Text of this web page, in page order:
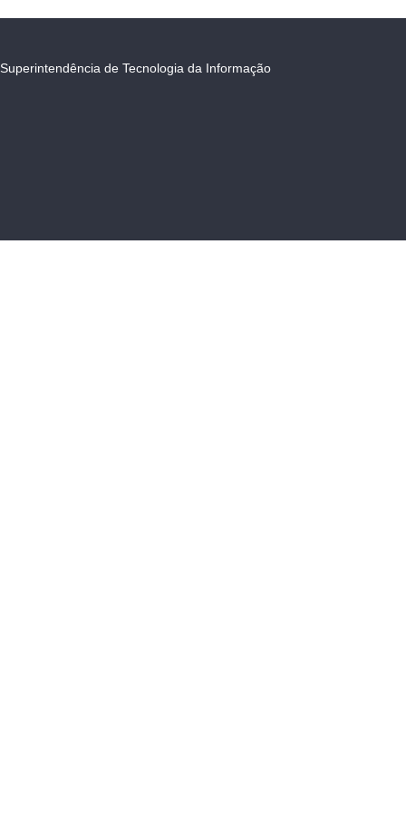
Superintendência de Tecnologia da Informação